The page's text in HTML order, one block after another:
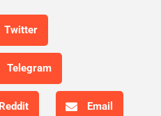
Twitter
Telegram
Reddit Email